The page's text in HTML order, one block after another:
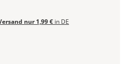
nur 1,99 € in DE